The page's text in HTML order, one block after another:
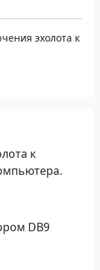
эхолота к
к
DB9